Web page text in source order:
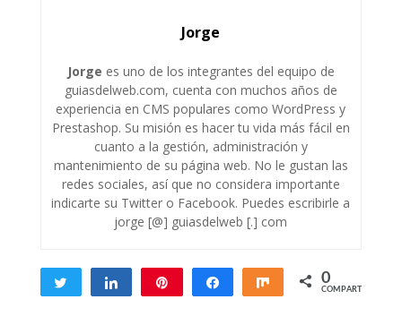
Jorge
Jorge es uno de los integrantes del equipo de
guiasdelweb.com, cuenta con muchos años de
experiencia en CMS populares como WordPress y
Prestashop. Su misión es hacer tu vida más fácil en
cuanto a la gestión, administración y
mantenimiento de su página web. No le gustan las
redes sociales, así que no considera importante
indicarte su Twitter o Facebook. Puedes escribirle a
jorge [@] guiasdelweb [.] com
Twittear Compartir Compartir Compartir
0
COMPARTIR